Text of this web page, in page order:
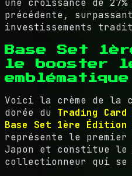
une croissance de
précédente,
investissements
Base Set
le booster
emblématique
Voici la crème de la
dorée du Trading Card
Base Set 1ère Édition
représente le
Japon et constitue
collectionneur qui se